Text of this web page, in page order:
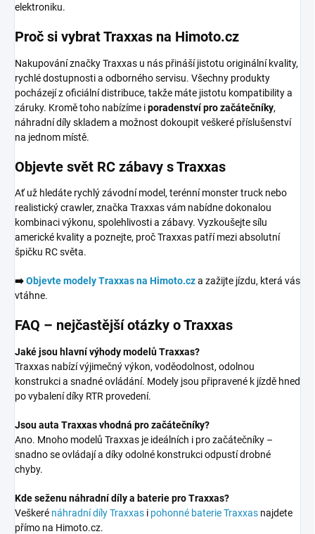
elektroniku.
Proč si vybrat Traxxas na Himoto.cz
Nakupování značky Traxxas u nás přináší jistotu originální kvality,
rychlé dostupnosti a odborného servisu. Všechny produkty
pocházejí z oficiální distribuce, takže máte jistotu kompatibility a
záruky. Kromě toho nabízíme iporadenství pro začátečníky,
náhradní díly skladem a možnost dokoupit veškeré příslušenství
na jednom místě.
Objevte svět RC zábavy s Traxxas
Ať už hledáte rychlý závodní model, terénní monster truck nebo
realistický crawler, značka Traxxas vám nabídne dokonalou
kombinaci výkonu, spolehlivosti a zábavy. Vyzkoušejte sílu
americké kvality a poznejte, proč Traxxas patří mezi absolutní
špičku RC světa.
➡️Objevte modely Traxxas na Himoto.cza zažijte jízdu, která vás
vtáhne.
FAQ – nejčastější otázky o Traxxas
Jaké jsou hlavní výhody modelů Traxxas?
Traxxas nabízí výjimečný výkon, voděodolnost, odolnou
konstrukci a snadné ovládání. Modely jsou připravené k jízdě hned
po vybalení díky RTR provedení.
Jsou auta Traxxas vhodná pro začátečníky?
Ano. Mnoho modelů Traxxas je ideálních i pro začátečníky –
snadno se ovládají a díky odolné konstrukci odpustí drobné
chyby.
Kde seženu náhradní díly a baterie pro Traxxas?
Veškeré náhradní díly Traxxas i pohonné baterie Traxxas najdete
přímo na Himoto.cz.